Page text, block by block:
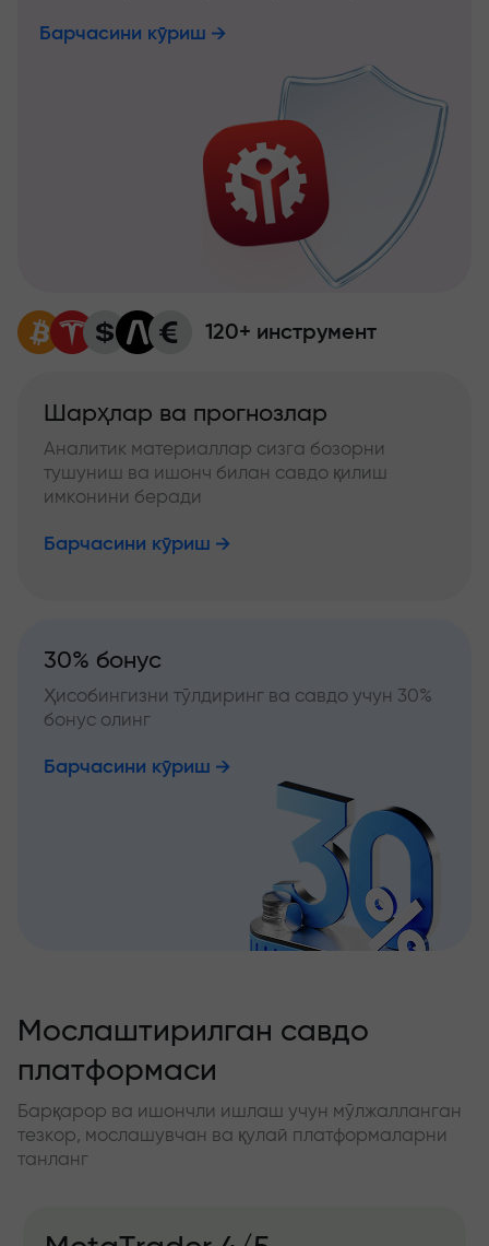
Барчасини кўриш
120+ инструмент
Шарҳлар ва прогнозлар
Аналитик материаллар сизга бозорни
тушуниш ва ишонч билан савдо қилиш
имконини беради
Барчасини кўриш
30% бонус
Ҳисобингизни тўлдиринг ва савдо учун 30%
бонус олинг
Барчасини кўриш
Мослаштирилган савдо
платформаси
Барқарор ва ишончли ишлаш учун мўлжалланган
тезкор, мослашувчан ва қулай платформаларни
танланг